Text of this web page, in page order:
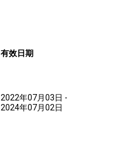
有效日期
2022年07月03日 -
2024年07月02日